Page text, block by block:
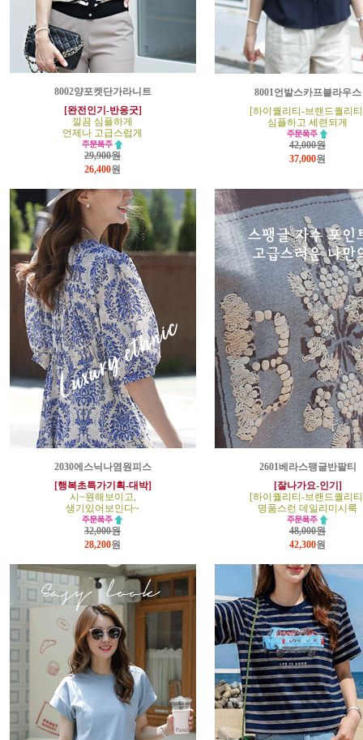
8002양포켓단가라니트
[완전인기-반응굿]
깔끔 심플하게
언제나 고급스럽게
29,900원
26,400원
8001언발스카프블라우스
[하이퀄리티-브랜드퀄리
심플하고 세련되게
42,000원
37,000원
2030에스닉나염원피스
[행복초특가기획-대박]
시~원해보이고,
생기있어보인다~
32,000원
28,200원
2601베라스팽글반팔티
[잘나가요-인기]
[하이퀄리티-브랜드퀄리
명품스런 데일리미시룩
48,000원
42,300원